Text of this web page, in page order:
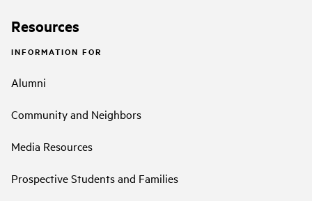
Resources
INFORMATION FOR
Alumni
Community and Neighbors
Media Resources
Prospective Students and Families